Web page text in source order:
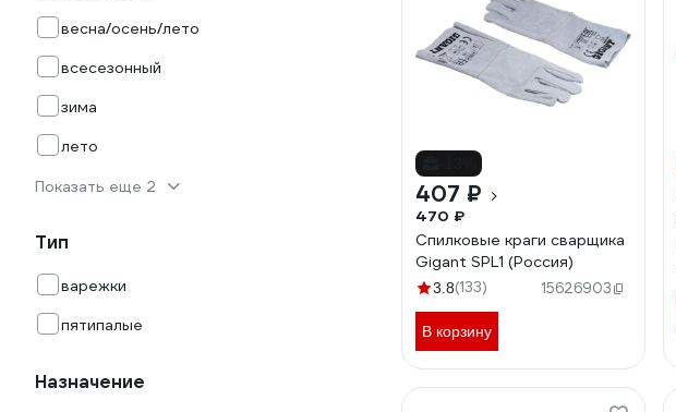
весна/осень/лето
всесезонный
зима
лето
Показать еще 2
Тип
варежки
пятипалые
Назначение
407 ₽
470 ₽
Спилковые краги сварщика
Gigant SPL1 (Россия)
3.8(133) 15626903
В корзину